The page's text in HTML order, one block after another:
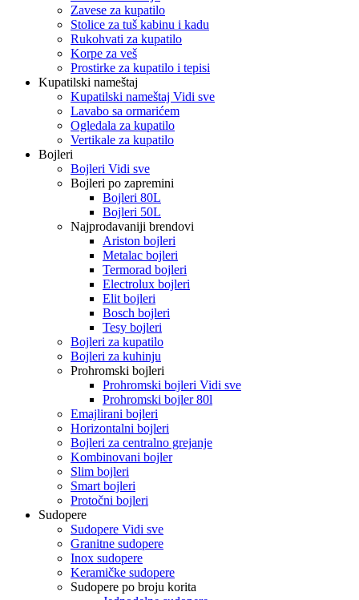
Zavese za kupatilo
Stolice za tuš kabinu i kadu
Rukohvati za kupatilo
Korpe za veš
Prostirke za kupatilo i tepisi
Kupatilski nameštaj
Kupatilski nameštaj Vidi sve
Lavabo sa ormarićem
Ogledala za kupatilo
Vertikale za kupatilo
Bojleri
Bojleri Vidi sve
Bojleri po zapremini
Bojleri 80L
Bojleri 50L
Najprodavaniji brendovi
Ariston bojleri
Metalac bojleri
Termorad bojleri
Electrolux bojleri
Elit bojleri
Bosch bojleri
Tesy bojleri
Bojleri za kupatilo
Bojleri za kuhinju
Prohromski bojleri
Prohromski bojleri Vidi sve
Prohromski bojler 80l
Emajlirani bojleri
Horizontalni bojleri
Bojleri za centralno grejanje
Kombinovani bojler
Slim bojleri
Smart bojleri
Protočni bojleri
Sudopere
Sudopere Vidi sve
Granitne sudopere
Inox sudopere
Keramičke sudopere
Sudopere po broju korita